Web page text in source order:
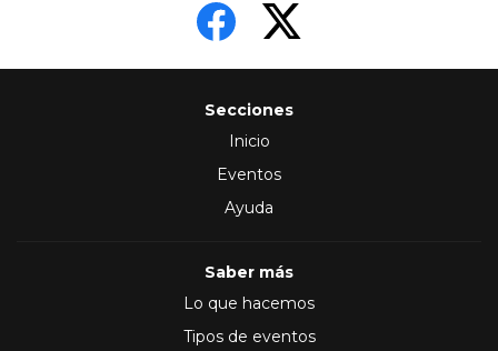
Secciones
Inicio
Eventos
Ayuda
Saber más
Lo que hacemos
Tipos de eventos